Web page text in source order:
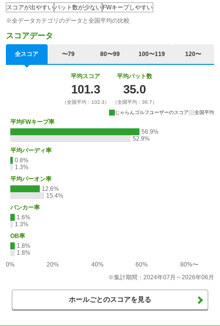
スコアが出やすいパット数が少ない FWキープしやすい
※全データカテゴリのデータと全国平均の比較
スコアデータ
全スコア 〜79 80〜99 100〜119 120〜
平均スコア
101.3
（全国平均：102.3）
平均パット数
35.0
（全国平均：36.7）
じゃらんゴルフユーザーのスコア
全国平均
平均FWキープ率
56.9%
52.9%
平均バーディ率
0.8%
1.3%
平均パーオン率
12.6%
15.4%
バンカー率
1.6%
1.3%
OB率
1.8%
1.8%
0%
20% 40% 60%
80%〜
※集計期間：2024年07月～2026年06月
ホールごとのスコアを見る